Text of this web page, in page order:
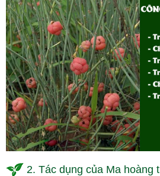
2. Tác dụng của Ma hoàng